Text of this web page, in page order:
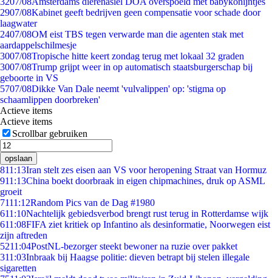
2907/08Kabinet geeft bedrijven geen compensatie voor schade door
laagwater
2407/08OM eist TBS tegen verwarde man die agenten stak met
aardappelschilmesje
3007/08Tropische hitte keert zondag terug met lokaal 32 graden
3007/08Trump grijpt weer in op automatisch staatsburgerschap bij
geboorte in VS
5707/08Dikke Van Dale neemt 'vulvalippen' op: 'stigma op
schaamlippen doorbreken'
Actieve items
Actieve items
Scrollbar gebruiken
opslaan
811:13Iran stelt zes eisen aan VS voor heropening Straat van Hormuz
911:13China boekt doorbraak in eigen chipmachines, druk op ASML
groeit
7111:12Random Pics van de Dag #1980
611:10Nachtelijk gebiedsverbod brengt rust terug in Rotterdamse wijk
611:08FIFA ziet kritiek op Infantino als desinformatie, Noorwegen eist
zijn aftreden
5211:04PostNL-bezorger steekt bewoner na ruzie over pakket
311:03Inbraak bij Haagse politie: dieven betrapt bij stelen illegale
sigaretten